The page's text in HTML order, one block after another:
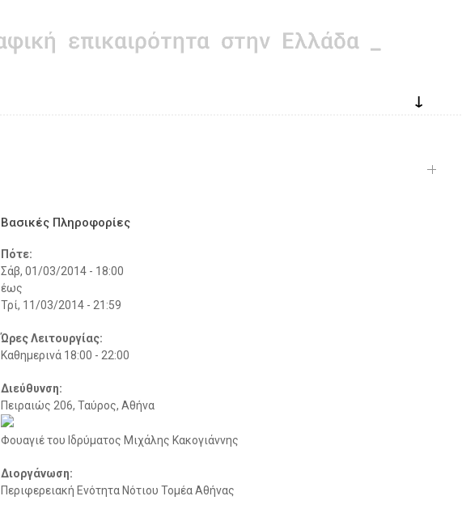
↓
Βασικές Πληροφορίες
Πότε:
Σάβ, 01/03/2014 - 18:00
έως
Τρί, 11/03/2014 - 21:59
Ώρες Λειτουργίας:
Καθημερινά 18:00 - 22:00
Διεύθυνση:
Πειραιώς 206, Ταύρος, Αθήνα
Φουαγιέ του Ιδρύματος Μιχάλης Κακογιάννης
Διοργάνωση:
Περιφερειακή Ενότητα Νότιου Τομέα Αθήνας